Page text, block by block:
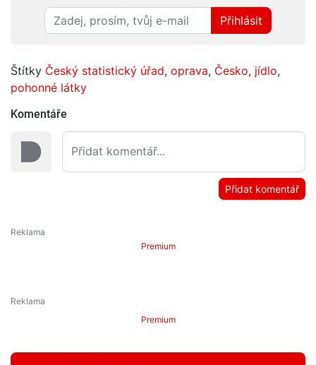
Přihlásit
Štítky Český statistický úřad, oprava, Česko, jídlo,
pohonné látky
Komentáře
Přidat komentář
Premium
Premium